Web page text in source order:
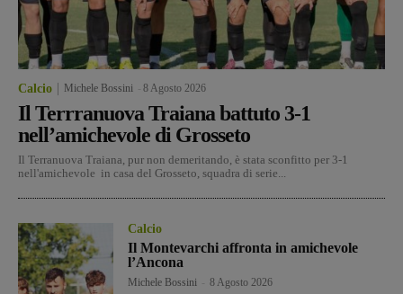
Calcio Michele Bossini 8 Agosto 2026
Il Terrranuova Traiana battuto 3-1
nell’amichevole di Grosseto
Il Terranuova Traiana, pur non demeritando, è stata sconfitto per 3-1
nell'amichevole in casa del Grosseto, squadra di serie...
Calcio
Il Montevarchi affronta in amichevole
l’Ancona
Michele Bossini 8 Agosto 2026